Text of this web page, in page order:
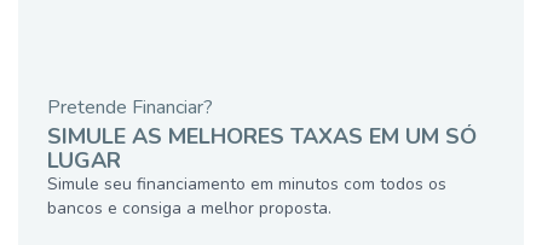
Pretende Financiar?
SIMULE AS MELHORES TAXAS EM UM SÓ
LUGAR
Simule seu financiamento em minutos com todos os
bancos e consiga a melhor proposta.